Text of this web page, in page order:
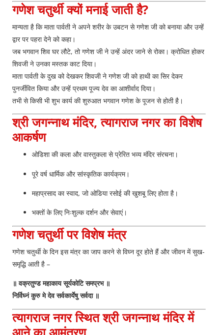
गणेश चतुर्थी क्यों मनाई जाती है?
मान्यता है कि माता पार्वती ने अपने शरीर के उबटन से गणेश जी को बनाया और उन्हें
द्वार पर पहरा देने को कहा।
जब भगवान शिव घर लौटे, तो गणेश जी ने उन्हें अंदर जाने से रोका। क्रोधित होकर
शिवजी ने उनका मस्तक काट दिया।
माता पार्वती के दुख को देखकर शिवजी ने गणेश जी को हाथी का सिर देकर
पुनर्जीवित किया और उन्हें प्रथम पूज्य देव का आशीर्वाद दिया।
तभी से किसी भी शुभ कार्य की शुरुआत भगवान गणेश के पूजन से होती है।
श्री जगन्नाथ मंदिर, त्यागराज नगर का विशेष
आकर्षण
ओडिशा की कला और वास्तुकला से प्रेरित भव्य मंदिर संरचना।
पूरे वर्ष धार्मिक और सांस्कृतिक कार्यक्रम।
महाप्रसाद का स्वाद, जो ओडिया रसोई की खुशबू लिए होता है।
भक्तों के लिए निःशुल्क दर्शन और सेवाएं।
गणेश चतुर्थी पर विशेष मंत्र
गणेश चतुर्थी के दिन इस मंत्र का जाप करने से विघ्न दूर होते हैं और जीवन में सुख-
समृद्धि आती है –
॥ वक्रतुण्ड महाकाय सूर्यकोटि समप्रभ ॥
निर्विघ्नं कुरु मे देव सर्वकार्येषु सर्वदा ॥
त्यागराज नगर स्थित श्री जगन्नाथ मंदिर में